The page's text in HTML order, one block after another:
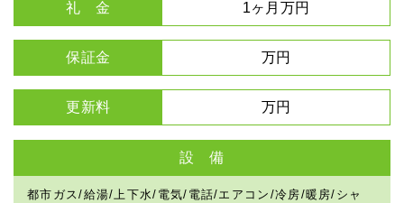
礼 金 1ヶ月万円
保証金 万円
更新料 万円
設 備
都市ガス/給湯/上下水/電気/電話/エアコン/冷房/暖房/シャ